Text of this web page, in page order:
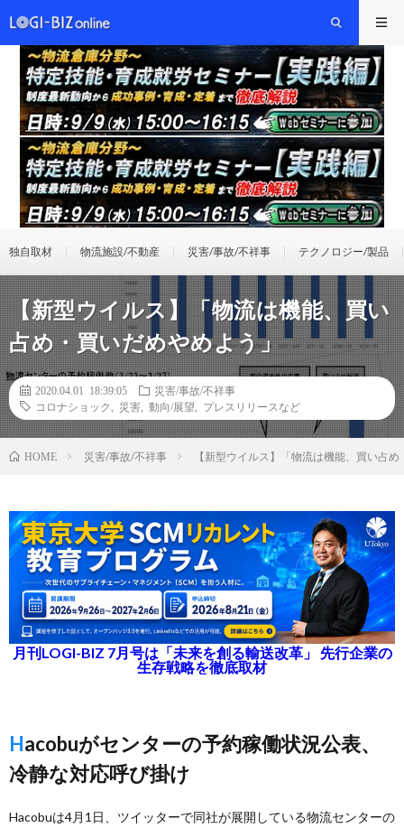
独自取材 物流施設/不動産 災害/事故/不祥事 テクノロジー/製品
【新型ウイルス】「物流は機能、買い
占め・買いだめやめよう」
2020.04.01 18:39:05
災害/事故/不祥事
コロナショック
災害 動向/展望 プレスリリースなど
HOME 災害/事故/不祥事 【新型ウイルス】「物流は機能、買い占
月刊LOGI-BIZ 7月号は「未来を創る輸送改革」 先行企業の
生存戦略を徹底取材
Hacobuがセンターの予約稼働状況公表、
冷静な対応呼び掛け
Hacobuは4月1日、ツイッターで同社が展開している物流センターの